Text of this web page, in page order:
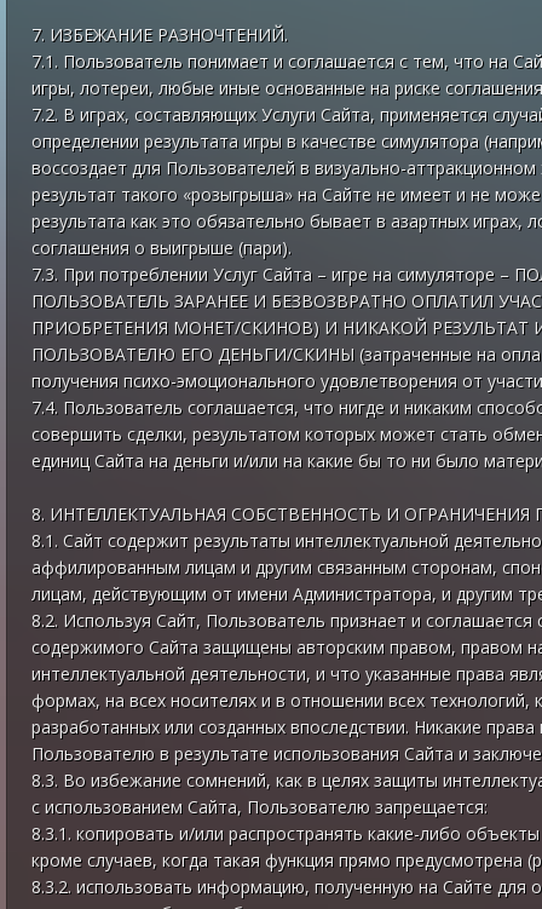
7. ИЗБЕЖАНИЕ РАЗНОЧТЕНИЙ.
7.1. Пользователь понимает и соглашается с тем, что на
игры, лотереи, любые иные основанные на риске
7.2. В играх, составляющих Услуги Сайта, применяется
определении результата игры в качестве симулятора
воссоздает для Пользователей в визуально-
результат такого «розыгрыша» на Сайте не имеет и не
результата как это обязательно бывает в азартных играх,
соглашения о выигрыше (пари).
7.3. При потреблении Услуг Сайта – игре на симуляторе
ПОЛЬЗОВАТЕЛЬ ЗАРАНЕЕ И БЕЗВОЗВРАТНО ОПЛАТИЛ
ПРИОБРЕТЕНИЯ МОНЕТ/СКИНОВ) И НИКАКОЙ
ПОЛЬЗОВАТЕЛЮ ЕГО ДЕНЬГИ/СКИНЫ (затраченные на
получения психо-эмоционального удовлетворения от
7.4. Пользователь соглашается, что нигде и никаким
совершить сделки, результатом которых может стать
единиц Сайта на деньги и/или на какие бы то ни было
8. ИНТЕЛЛЕКТУАЛЬНАЯ СОБСТВЕННОСТЬ И
8.1. Сайт содержит результаты интеллектуальной
аффилированным лицам и другим связанным сторонам,
лицам, действующим от имени Администратора, и другим
8.2. Используя Сайт, Пользователь признает и
содержимого Сайта защищены авторским правом, правом
интеллектуальной деятельности, и что указанные права
формах, на всех носителях и в отношении всех
разработанных или созданных впоследствии. Никакие
Пользователю в результате использования Сайта и
8.3. Во избежание сомнений, как в целях защиты
с использованием Сайта, Пользователю запрещается:
8.3.1. копировать и/или распространять какие-либо
кроме случаев, когда такая функция прямо предусмотрена
8.3.2. использовать информацию, полученную на Сайте для